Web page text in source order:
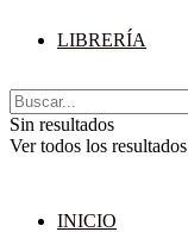
LIBRERÍA
Sin resultados
Ver todos los resultados
INICIO